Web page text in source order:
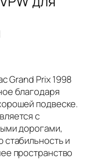
Grand Prix 1998
благодаря
подвеске.
с
дорогами,
стабильность и
пространство